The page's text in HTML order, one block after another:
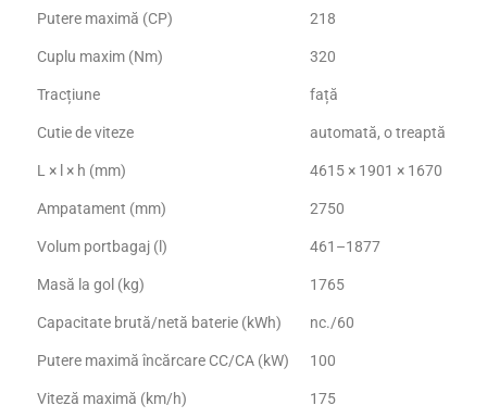
Putere maximă (CP) 218
Cuplu maxim (Nm) 320
Tracțiune față
Cutie de viteze automată, o treaptă
L × l × h (mm) 4615 × 1901 × 1670
Ampatament (mm) 2750
Volum portbagaj (l) 461–1877
Masă la gol (kg) 1765
Capacitate brută/netă baterie (kWh) nc./60
Putere maximă încărcare CC/CA (kW) 100
Viteză maximă (km/h) 175